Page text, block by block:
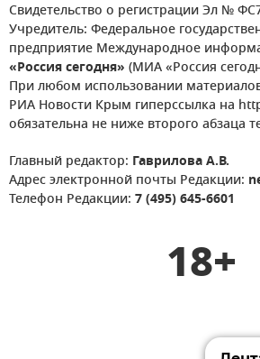
Свидетельство о регистрации Эл №
Учредитель: Федеральное
предприятие Международное
«Россия сегодня» (МИА «Россия
При любом использовании
РИА Новости Крым гиперссылка на
обязательна не ниже второго абзаца
Главный редактор: Гаврилова А.В.
Адрес электронной почты Редакции:
Телефон Редакции: 7 (495) 645-6601
18+